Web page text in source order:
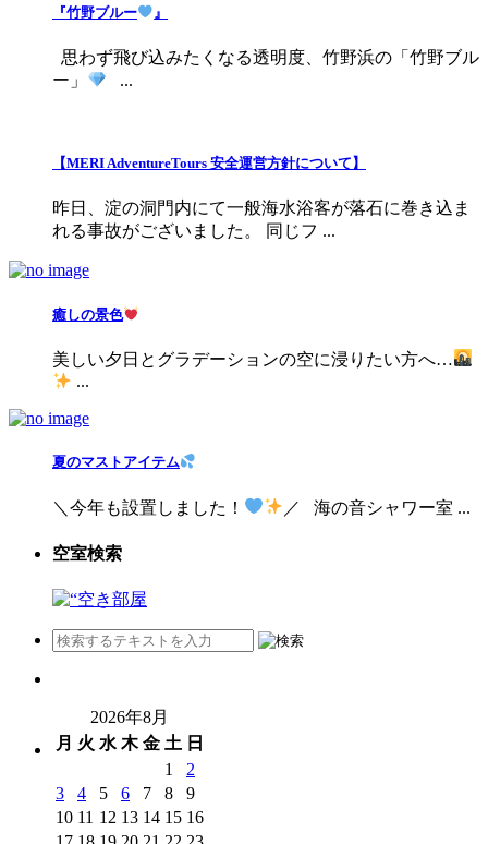
『竹野ブルー 』
思わず飛び込みたくなる透明度、竹野浜の「竹野ブル
ー」
...
【MERI AdventureTours 安全運営方針について】
昨日、淀の洞門内にて一般海水浴客が落石に巻き込ま
れる事故がございました。 同じフ ...
癒しの景色
美しい夕日とグラデーションの空に浸りたい方へ…
...
夏のマストアイテム
＼今年も設置しました！ ／ 海の音シャワー室 ...
空室検索
2026年8月
月 火 水 木 金 土 日
1
2
3
4 5 6 7 8
9
10 11 12 13 14 15 16